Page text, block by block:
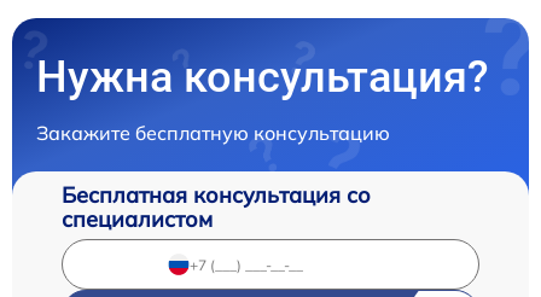
Нужна консультация?
Закажите бесплатную консультацию
Бесплатная консультация со
специалистом